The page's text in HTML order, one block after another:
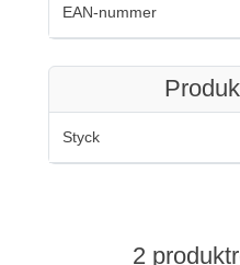
EAN-nummer
Styck
2